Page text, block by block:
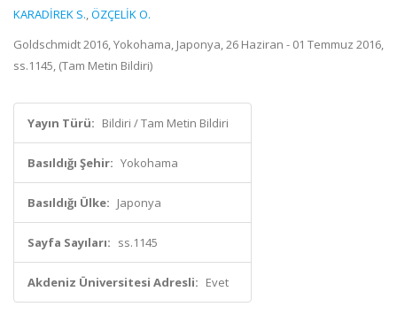
KARADİREK S.,ÖZÇELİK O.
Goldschmidt 2016, Yokohama, Japonya, 26 Haziran - 01 Temmuz 2016,
ss.1145, (Tam Metin Bildiri)
Yayın Türü: Bildiri / Tam Metin Bildiri
Basıldığı Şehir: Yokohama
Basıldığı Ülke: Japonya
Sayfa Sayıları: ss.1145
Akdeniz Üniversitesi Adresli: Evet